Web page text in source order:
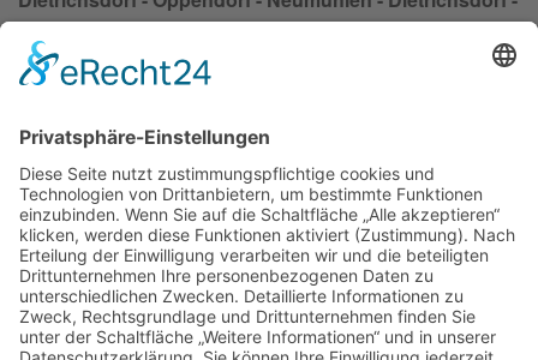
Siedlung Oppendorf - Kroog - Elmschenhagen - Wik -
Suchsdorf - Steenbek - Projensdorf - Wik - Suchsdorf -
Schilksee - Mettenhof - Russee - Hammer - Demühlen -
Moorsee - Wellsee - Kronsburg - Rönne
Impressum
Datenschutzerklärung
AGB